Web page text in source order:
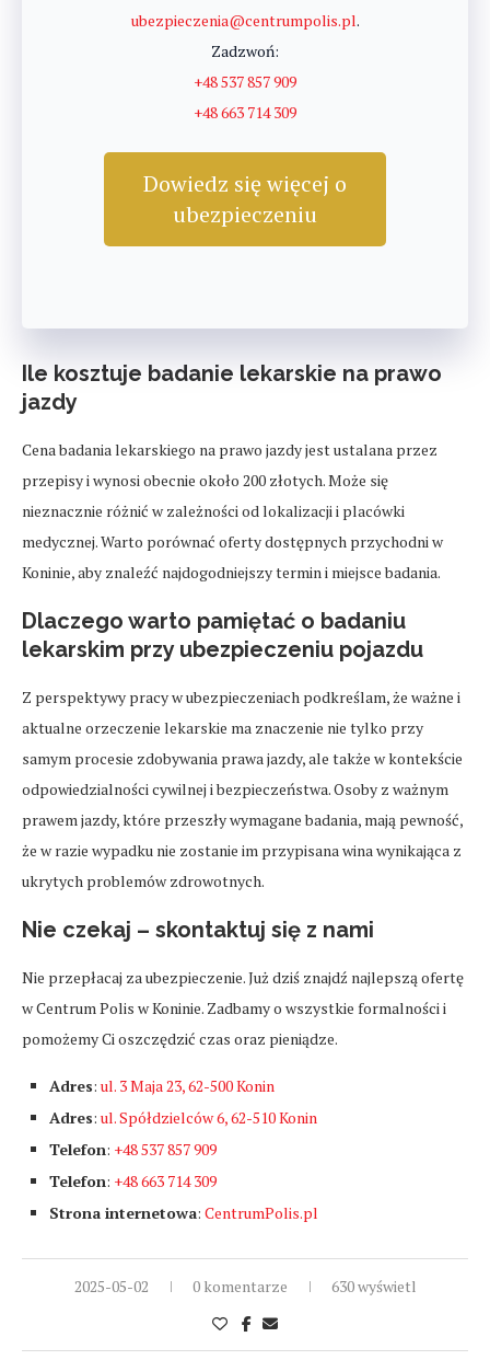
ubezpieczenia@centrumpolis.pl.
Zadzwoń:
+48 537 857 909
+48 663 714 309
Dowiedz się więcej o
ubezpieczeniu
Ile kosztuje badanie lekarskie na prawo
jazdy
Cena badania lekarskiego na prawo jazdy jest ustalana przez
przepisy i wynosi obecnie około 200 złotych. Może się
nieznacznie różnić w zależności od lokalizacji i placówki
medycznej. Warto porównać oferty dostępnych przychodni w
Koninie, aby znaleźć najdogodniejszy termin i miejsce badania.
Dlaczego warto pamiętać o badaniu
lekarskim przy ubezpieczeniu pojazdu
Z perspektywy pracy w ubezpieczeniach podkreślam, że ważne i
aktualne orzeczenie lekarskie ma znaczenie nie tylko przy
samym procesie zdobywania prawa jazdy, ale także w kontekście
odpowiedzialności cywilnej i bezpieczeństwa. Osoby z ważnym
prawem jazdy, które przeszły wymagane badania, mają pewność,
że w razie wypadku nie zostanie im przypisana wina wynikająca z
ukrytych problemów zdrowotnych.
Nie czekaj – skontaktuj się z nami
Nie przepłacaj za ubezpieczenie. Już dziś znajdź najlepszą ofertę
w Centrum Polis w Koninie. Zadbamy o wszystkie formalności i
pomożemy Ci oszczędzić czas oraz pieniądze.
Adres: ul. 3 Maja 23, 62-500 Konin
Adres: ul. Spółdzielców 6, 62-510 Konin
Telefon: +48 537 857 909
Telefon: +48 663 714 309
Strona internetowa: CentrumPolis.pl
2025-05-02 0 komentarze 630 wyświetl